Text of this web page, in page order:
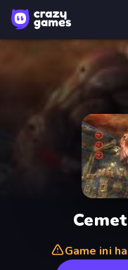
Game ini